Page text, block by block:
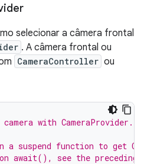
selecionar a câmera frontal
. A câmera frontal ou
CameraController ou
with CameraProvider.
suspend function to get
await(), see the preceding